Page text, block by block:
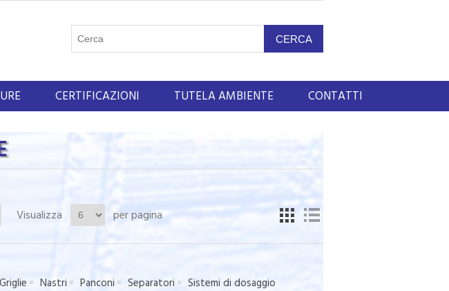
CERTIFICAZIONI TUTELA AMBIENTE CONTATTI
Visualizza per pagina
Griglie Nastri Panconi Separatori Sistemi di dosaggio